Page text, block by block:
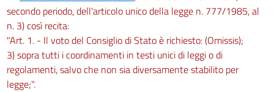
secondo periodo, dell'articolo unico della legge n. 777/1985, al
n. 3) così recita:
"Art. 1. - Il voto del Consiglio di Stato è richiesto: (Omissis);
3) sopra tutti i coordinamenti in testi unici di leggi o di
regolamenti, salvo che non sia diversamente stabilito per
legge;".